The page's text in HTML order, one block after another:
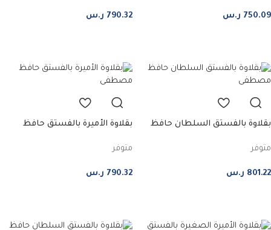
750.09 ر.س 790.32 ر.س
بقلاوة بالفستق السلطان حافظ
متوفر
801.22 ر.س
بقلاوة الأميرة بالفستق حافظ
متوفر
790.32 ر.س